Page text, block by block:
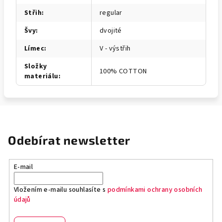
Střih:
regular
Švy:
dvojité
Límec:
V - výstřih
Složky
materiálu: 100% COTTON
Odebírat newsletter
E-mail
Vložením e-mailu souhlasíte s podmínkami ochrany osobních
údajů